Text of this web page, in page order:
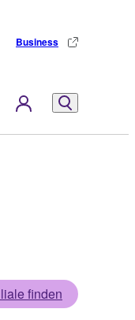
Business
finden